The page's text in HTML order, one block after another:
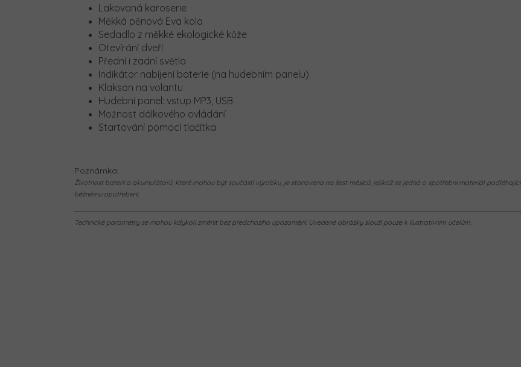
Lakovaná karoserie
Měkká pěnová Eva kola
Sedadlo z měkké ekologické kůže
Otevírání dveří
Přední i zadní světla
Indikátor nabíjení baterie (na hudebním panelu)
Klakson na volantu
Hudební panel: vstup MP3, USB
Možnost dálkového ovládání
Startování pomocí tlačítka
Poznámka:
Životnost baterií a akumulátorů, které mohou být součástí výrobku, je stanovena na šest měsíců, jelikož se jedná o spotřební materiál podléhající
běžnému opotřebení.
Technické parametry se mohou kdykoli změnit bez předchozího upozornění. Uvedené obrázky slouží pouze k ilustrativním účelům.